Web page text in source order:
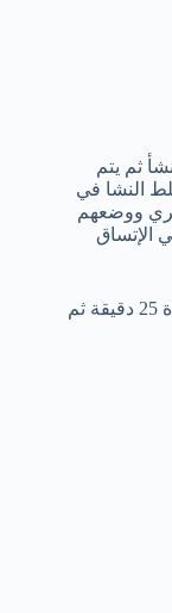
ثم يتم
النشا في
ووضعهم
الإتساق
يمكنك الأن تطبيق الكريم علي الشعر وتركه لمدة 25 دقيقة ثم